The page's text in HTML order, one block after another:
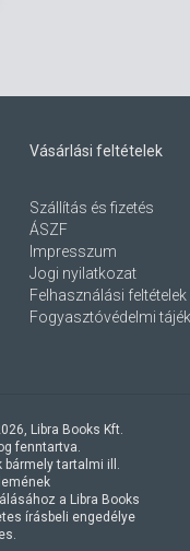
Vásárlási feltételek
Szállítás és fizetés
ÁSZF
Impresszum
Jogi nyilatkozat
Felhasználási feltételek
Fogyasztóvédelmi
, Libra Books Kft.
fenntartva.
bármely tartalmi ill.
a Libra Books
írásbeli engedélye